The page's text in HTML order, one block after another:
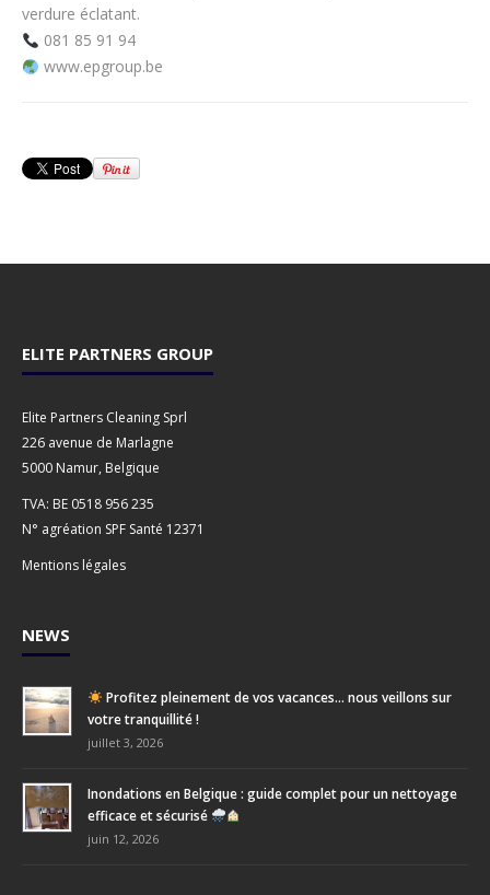
verdure éclatant.
081 85 91 94
www.epgroup.be
ELITE PARTNERS GROUP
Elite Partners Cleaning Sprl
226 avenue de Marlagne
5000 Namur, Belgique
TVA: BE 0518 956 235
N° agréation SPF Santé 12371
Mentions légales
NEWS
Profitez pleinement de vos vacances… nous veillons sur
votre tranquillité !
juillet 3, 2026
Inondations en Belgique : guide complet pour un nettoyage
efficace et sécurisé
juin 12, 2026